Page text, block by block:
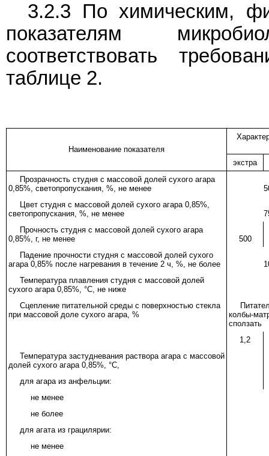
3.2.3 По химическим,
показателям
соответствовать
таблице 2.
Наименование показателя
экстра
Прозрачность студня с массовой долей сухого агара
0,85%, светопропускания, %, не менее
Цвет студня с массовой долей сухого агара 0,85%,
светопропускания, %, не менее
Прочность студня с массовой долей сухого агара
0,85%, г, не менее
500
Падение прочности студня с массовой долей сухого
агара 0,85% после нагревания в течение 2 ч, %, не более
Температура плавления студня с массовой долей
сухого агара 0,85%, °C, не ниже
Сцепление питательной среды с поверхностью стекла
при массовой доле сухого агара, %
колбы-
сползать
1,2
Температура застудневания раствора агара с массовой
долей сухого агара 0,85%, °C,
для агара из анфельции:
не менее
не более
для агата из грацилярии:
не менее